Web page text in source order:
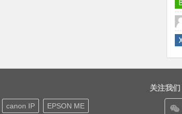
canon IP EPSON ME
关注我们